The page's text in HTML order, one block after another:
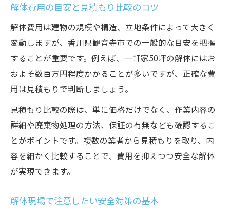
解体費用の目安と見積もり比較のコツ
解体費用は建物の規模や構造、立地条件によって大きく
変動しますが、香川県観音寺市での一般的な目安を把握
することが重要です。例えば、一軒家50坪の解体にはお
およそ数百万円程度かかることが多いですが、正確な費
用は見積もりで判断しましょう。
見積もり比較の際は、単に価格だけでなく、作業内容の
詳細や廃棄物処理の方法、保証の有無なども確認するこ
とがポイントです。複数の業者から見積もりを取り、内
容を細かく比較することで、費用を抑えつつ安全な解体
が実現できます。
解体現場で注意したい安全対策の基本